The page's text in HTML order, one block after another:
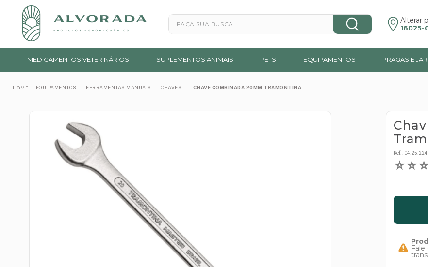
Faça sua busca...
Alterar
16025-
MEDICAMENTOS VETERINÁRIOS SUPLEMENTOS ANIMAIS PETS EQUIPAMENTOS PRAGAS E
EQUIPAMENTOS FERRAMENTAS MANUAIS CHAVES CHAVE COMBINADA 20MM TRAMONTINA
Ref: :
☆☆